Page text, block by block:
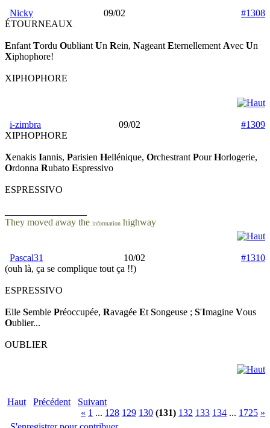
Nicky 09/02
#1308
ÉTOURNEAUX
Enfant Tordu Oubliant Un Rein, Nageant Eternellement Avec Un
Xiphophore!
XIPHOPHORE
i-zimbra 09/02
#1309
XIPHOPHORE
Xenakis Iannis, Parisien Hellénique, Orchestrant PourHorlogerie,
Ordonna Rubato Espressivo
ESPRESSIVO
They moved away the information highway
Pascal31 10/02
#1310
(ouh là, ça se complique tout ça !!)
ESPRESSIVO
Elle Semble Préoccupée, Ravagée Et Songeuse ; S'Imagine Vous
Oublier...
OUBLIER
Haut Précédent
Suivant
« 1 ... 128 129 130 (131) 132 133 134 ... 1725 »